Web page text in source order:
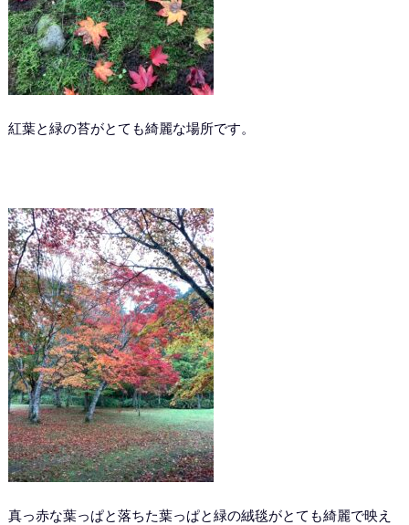
紅葉と緑の苔がとても綺麗な場所です。
真っ赤な葉っぱと落ちた葉っぱと緑の絨毯がとても綺麗で映え